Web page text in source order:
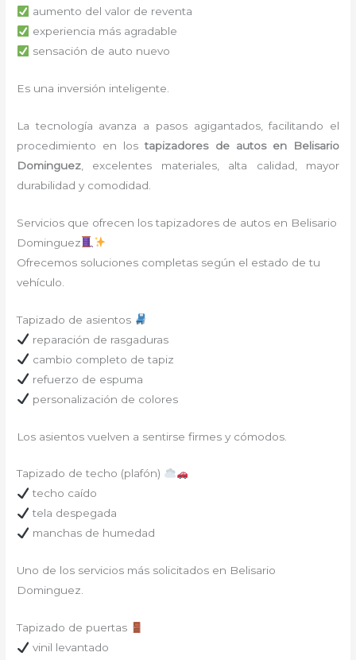
aumento del valor de reventa
experiencia más agradable
sensación de auto nuevo
Es una inversión inteligente.
La tecnología avanza a pasos agigantados, facilitando el
procedimiento en lostapizadores de autos en Belisario
Dominguez , excelentes materiales, alta calidad, mayor
durabilidad y comodidad.
Servicios que ofrecen los tapizadores de autos en Belisario
Dominguez
Ofrecemos soluciones completas según el estado de tu
vehículo.
Tapizado de asientos
reparación de rasgaduras
cambio completo de tapiz
refuerzo de espuma
personalización de colores
Los asientos vuelven a sentirse firmes y cómodos.
Tapizado de techo (plafón)
techo caído
tela despegada
manchas de humedad
Uno de los servicios más solicitados en Belisario
Dominguez.
Tapizado de puertas
vinil levantado